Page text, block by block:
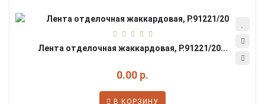
Лента отделочная жаккардовая, Р.91221/20...
0.00 р.
В КОРЗИНУ